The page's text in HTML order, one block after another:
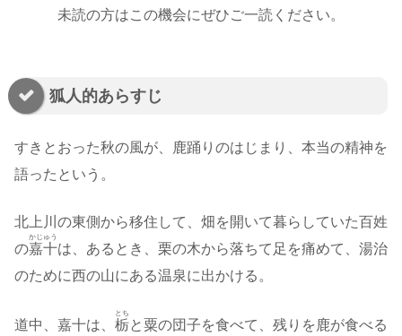
未読の方はこの機会にぜひご一読ください。
狐人的あらすじ
すきとおった秋の風が、鹿踊りのはじまり、本当の精神を
語ったという。
北上川の東側から移住して、畑を開いて暮らしていた百姓
の嘉十
かじゅう
は、あるとき、栗の木から落ちて足を痛めて、湯治
のために西の山にある温泉に出かける。
道中、嘉十は、 栃
とち
と粟の団子を食べて、残りを鹿が食べる